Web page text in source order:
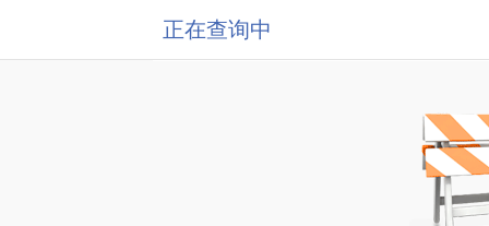
正在查询中